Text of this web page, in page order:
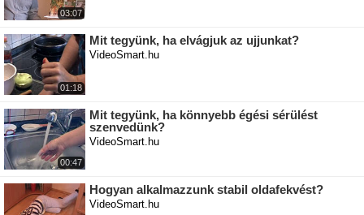
03:07
01:18
Mit tegyünk, ha elvágjuk az ujjunkat?
VideoSmart.hu
00:47
Mit tegyünk, ha könnyebb égési sérülést
szenvedünk?
VideoSmart.hu
Hogyan alkalmazzunk stabil oldafekvést?
VideoSmart.hu